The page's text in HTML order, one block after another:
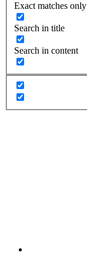
Exact matches only
Search in title
Search in content